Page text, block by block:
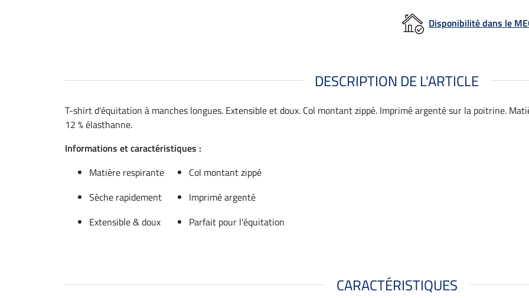
Disponibilité dans le
DESCRIPTION DE L'ARTICLE
T-shirt d'équitation à manches longues. Extensible et doux. Col montant zippé. Imprimé argenté sur la poitrine.
12 % élasthanne.
Informations et caractéristiques :
Matière respirante
Col montant zippé
Sèche rapidement
Imprimé argenté
Extensible & doux
Parfait pour l'équitation
CARACTÉRISTIQUES